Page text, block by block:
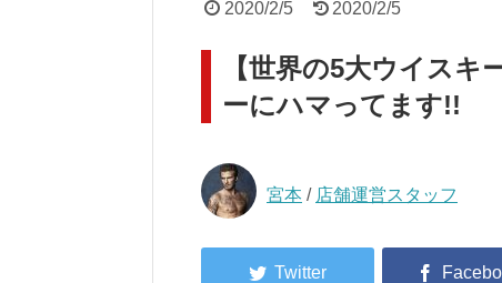
2020/2/5 2020/2/5
【世界の5大ウイスキ
ーにハマってます!!
宮本 / 店舗運営スタッフ